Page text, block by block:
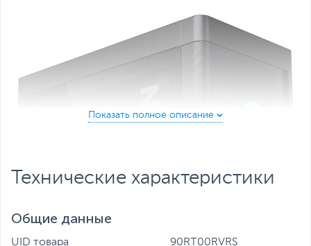
Технические характеристики
Общие данные
UID товара 90RT00RVRS